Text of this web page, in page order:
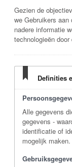
Gezien de
we Gebruikers
nadere informatie
technologieën
Definities
Alle gegevens
gegevens -
identificatie of
mogelijk maken.